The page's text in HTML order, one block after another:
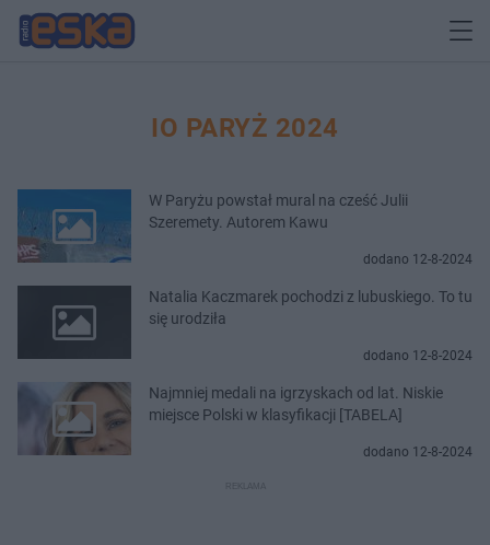
IO PARYŻ 2024
W Paryżu powstał mural na cześć Julii
Szeremety. Autorem Kawu
dodano 12-8-2024
Natalia Kaczmarek pochodzi z lubuskiego. To tu
się urodziła
dodano 12-8-2024
Najmniej medali na igrzyskach od lat. Niskie
miejsce Polski w klasyfikacji [TABELA]
dodano 12-8-2024